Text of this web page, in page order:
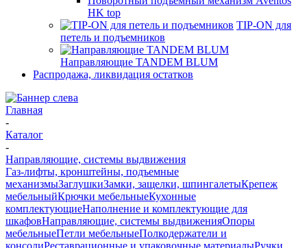
HK top
TIP-ON для
петель и подъемников
Направляющие TANDEM BLUM
Распродажа, ликвидация остатков
Главная
-
Каталог
-
Направляющие, системы выдвижения
Газ-лифты, кронштейны, подъемные
механизмыЗаглушкиЗамки, защелки, шпингалетыКрепеж
мебельныйКрючки мебельныеКухонные
комплектующиеНаполнение и комплектующие для
шкафовНаправляющие, системы выдвиженияОпоры
мебельныеПетли мебельныеПолкодержатели и
консолиРеставрационные и упаковочные материалыРучки